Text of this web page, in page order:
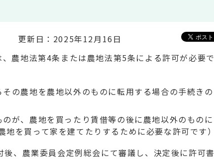
更新日：2025年12月16日
農地法第4条または農地法第5条による許可が必要で
の農地を農地以外のものに転用する場合の手続きの
が、農地を買ったり賃借等の後に農地以外のものに
を買って家を建てたりするために必要な許可です）
、農業委員会定例総会にて審議し、決定後に許可書